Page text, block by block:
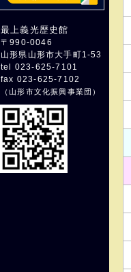
最上義光歴史館
〒990-0046
山形県山形市大手町1-53
tel 023-625-7101
fax 023-625-7102
（山形市文化振興事業団 ）